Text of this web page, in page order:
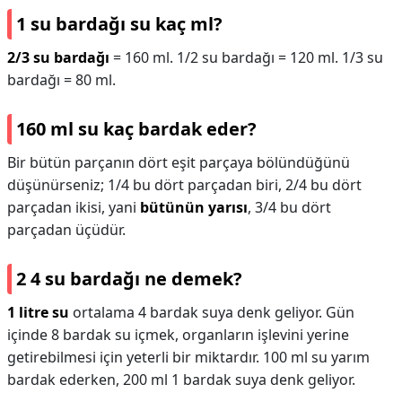
1 su bardağı su kaç ml?
2/3 su bardağı = 160 ml. 1/2 su bardağı = 120 ml. 1/3 su
bardağı = 80 ml.
160 ml su kaç bardak eder?
Bir bütün parçanın dört eşit parçaya bölündüğünü
düşünürseniz; 1/4 bu dört parçadan biri, 2/4 bu dört
parçadan ikisi, yani bütünün yarısı, 3/4 bu dört
parçadan üçüdür.
2 4 su bardağı ne demek?
1 litre su ortalama 4 bardak suya denk geliyor. Gün
içinde 8 bardak su içmek, organların işlevini yerine
getirebilmesi için yeterli bir miktardır. 100 ml su yarım
bardak ederken, 200 ml 1 bardak suya denk geliyor.